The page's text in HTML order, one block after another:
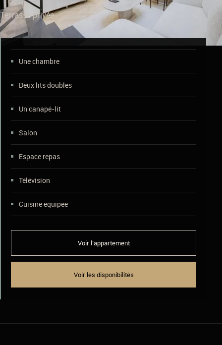
Terrasse privée
Une chambre
Deux lits doubles
Un canapé-lit
Salon
Espace repas
Télévision
Cuisine équipée
Voir l’appartement
Voir les disponibilités